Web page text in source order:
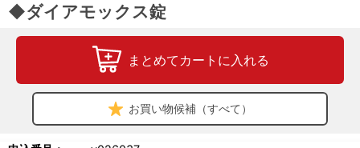
◆ダイアモックス錠
まとめてカートに入れる
お買い物候補（すべて）